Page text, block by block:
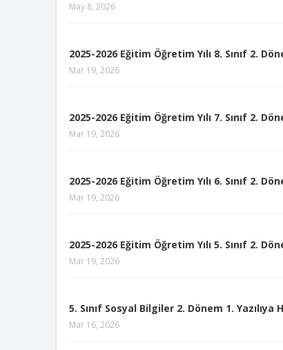
May 8, 2026
2025-2026 Eğitim Öğretim Yılı 8. Sınıf 2.
Mar 19, 2026
2025-2026 Eğitim Öğretim Yılı 7. Sınıf 2.
Mar 19, 2026
2025-2026 Eğitim Öğretim Yılı 6. Sınıf 2.
Mar 19, 2026
2025-2026 Eğitim Öğretim Yılı 5. Sınıf 2.
Mar 19, 2026
5. Sınıf Sosyal Bilgiler 2. Dönem 1. Yazılıya
Mar 16, 2026